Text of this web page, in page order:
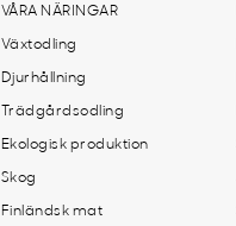
VÅRA NÄRINGAR
Växtodling
Djurhållning
Trädgårdsodling
Ekologisk produktion
Skog
Finländsk mat